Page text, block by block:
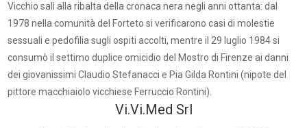
Vicchio salì alla ribalta della cronaca nera negli anni ottanta: dal
1978 nella comunità del Forteto si verificarono casi di molestie
sessuali e pedofilia sugli ospiti accolti, mentre il 29 luglio 1984 si
consumò il settimo duplice omicidio del Mostro di Firenze ai danni
dei giovanissimi Claudio Stefanacci e Pia Gilda Rontini (nipote del
pittore macchiaiolo vicchiese Ferruccio Rontini).
Vi.Vi.Med Srl